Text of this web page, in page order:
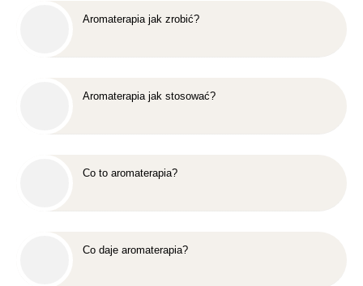
Aromaterapia jak zrobić?
Aromaterapia jak stosować?
Co to aromaterapia?
Co daje aromaterapia?